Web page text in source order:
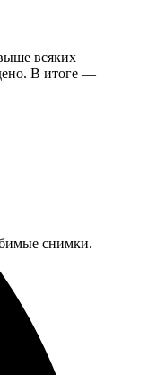
всяких
В итоге —
снимки.